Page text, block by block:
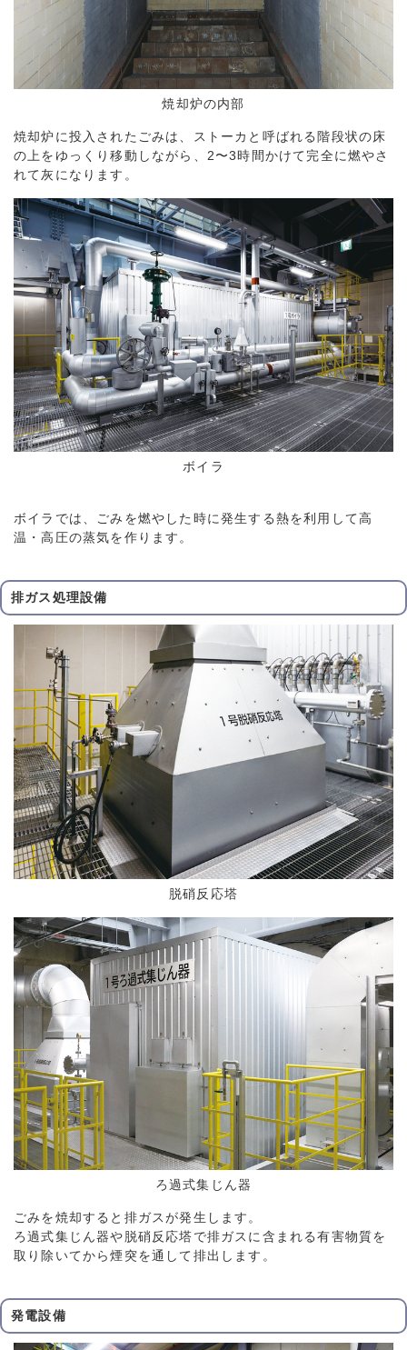
焼却炉の内部
焼却炉に投入されたごみは、ストーカと呼ばれる階段状の床
の上をゆっくり移動しながら、2〜3時間かけて完全に燃やさ
れて灰になります。
ボイラ
ボイラでは、ごみを燃やした時に発生する熱を利用して高
温・高圧の蒸気を作ります。
排ガス処理設備
脱硝反応塔
ろ過式集じん器
ごみを焼却すると排ガスが発生します。
ろ過式集じん器や脱硝反応塔で排ガスに含まれる有害物質を
取り除いてから煙突を通して排出します。
発電設備